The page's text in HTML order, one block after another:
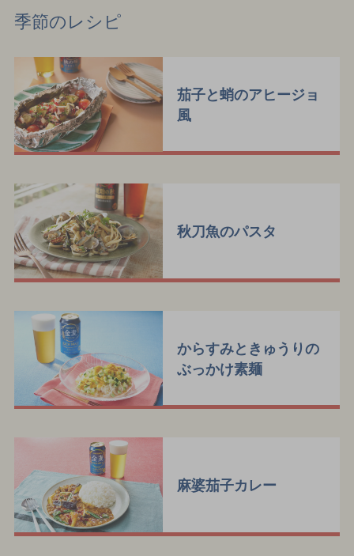
季節のレシピ
茄子と蛸のアヒージョ
風
秋刀魚のパスタ
からすみときゅうりの
ぶっかけ素麺
麻婆茄子カレー